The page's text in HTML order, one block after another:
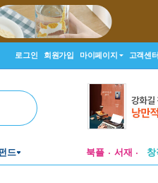
로그인 회원가입 마이페이지 고객센터
드 북플 서재
창